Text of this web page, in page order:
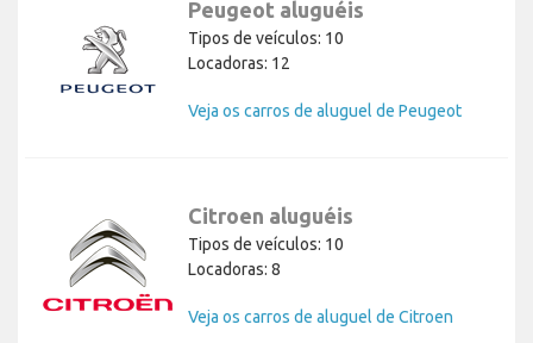
Peugeot aluguéis
Tipos de veículos: 10
Locadoras: 12
Veja os carros de aluguel de Peugeot
Citroen aluguéis
Tipos de veículos: 10
Locadoras: 8
Veja os carros de aluguel de Citroen